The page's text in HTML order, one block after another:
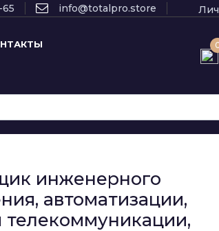
65 info@totalpro.store
инженерного
автоматизации,
телекоммуникации,